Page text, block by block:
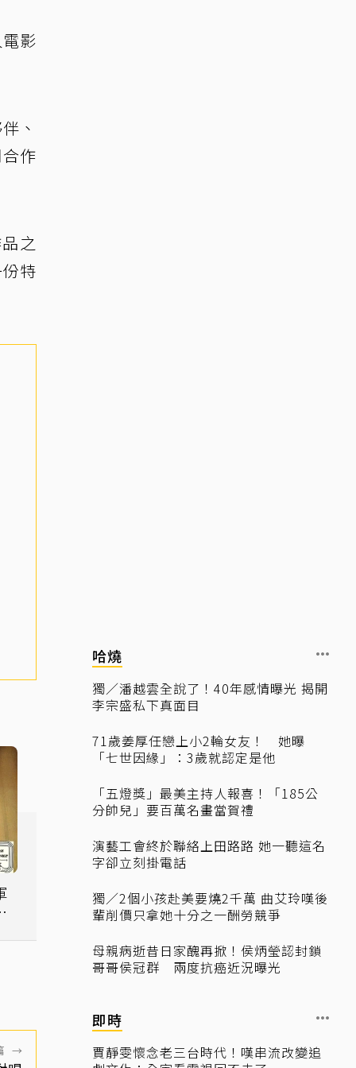
影
、
作
之
特
→
哈燒
獨／潘越雲全說了！40年感情曝光 揭開
李宗盛私下真面目
71歲姜厚任戀上小2輪女友！ 她曝
「七世因緣」：3歲就認定是他
「五燈獎」最美主持人報喜！「185公
分帥兒」要百萬名畫當賀禮
演藝工會終於聯絡上田路路 她一聽這名
字卻立刻掛電話
獨／2個小孩赴美要燒2千萬 曲艾玲嘆後
輩削價只拿她十分之一酬勞競爭
母親病逝昔日家醜再掀！侯炳瑩認封鎖
哥哥侯冠群 兩度抗癌近況曝光
即時
賈靜雯懷念老三台時代！嘆串流改變追